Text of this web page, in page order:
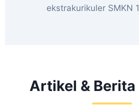
ekstrakurikuler SMKN
Artikel & Berita